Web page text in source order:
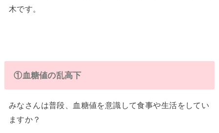
木です。
①血糖値の乱高下
みなさんは普段、血糖値を意識して食事や生活をしてい
ますか？